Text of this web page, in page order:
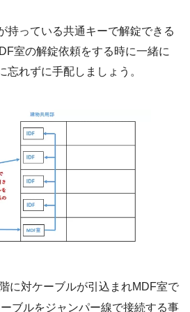
持っている共通キーで解錠できる
室の解錠依頼をする時に一緒に
忘れずに手配しましょう。
に対ケーブルが引込まれMDF室で
ブルをジャンパー線で接続する事